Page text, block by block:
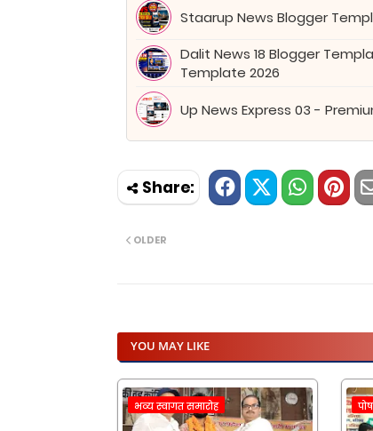
Staarup News Blogger
Dalit News 18 Blogger
Template 2026
Up News Express 03 -
OLDER
YOU MAY LIKE
भव्य स्वागत समारोह